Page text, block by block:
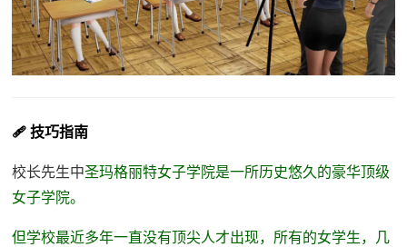
🩹 技巧指南
校长先生中圣玛格丽特女子学院是一所历史悠久的豪华顶级
女子学院。
但学校最近多年一直没有顶尖人才出现，所有的女学生，几